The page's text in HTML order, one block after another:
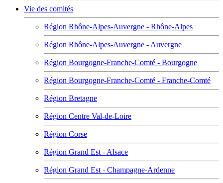
Vie des comités
Région Rhône-Alpes-Auvergne - Rhône-Alpes
Région Rhône-Alpes-Auvergne - Auvergne
Région Bourgogne-Franche-Comté - Bourgogne
Région Bourgogne-Franche-Comté - Franche-Comté
Région Bretagne
Région Centre Val-de-Loire
Région Corse
Région Grand Est - Alsace
Région Grand Est - Champagne-Ardenne